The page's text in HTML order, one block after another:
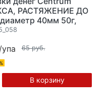
РАСТЯЖЕНИЕ ДО
40мм 50г,
/упа 65 руб.
В корзину